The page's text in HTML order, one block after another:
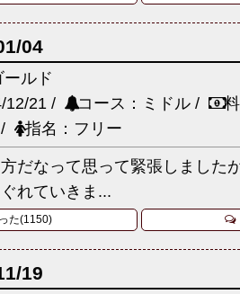
04
ールド
12/21 /
コース：ミドル /
指名：フリー
だなって思って緊張しました
れていきま...
た(1150)
19